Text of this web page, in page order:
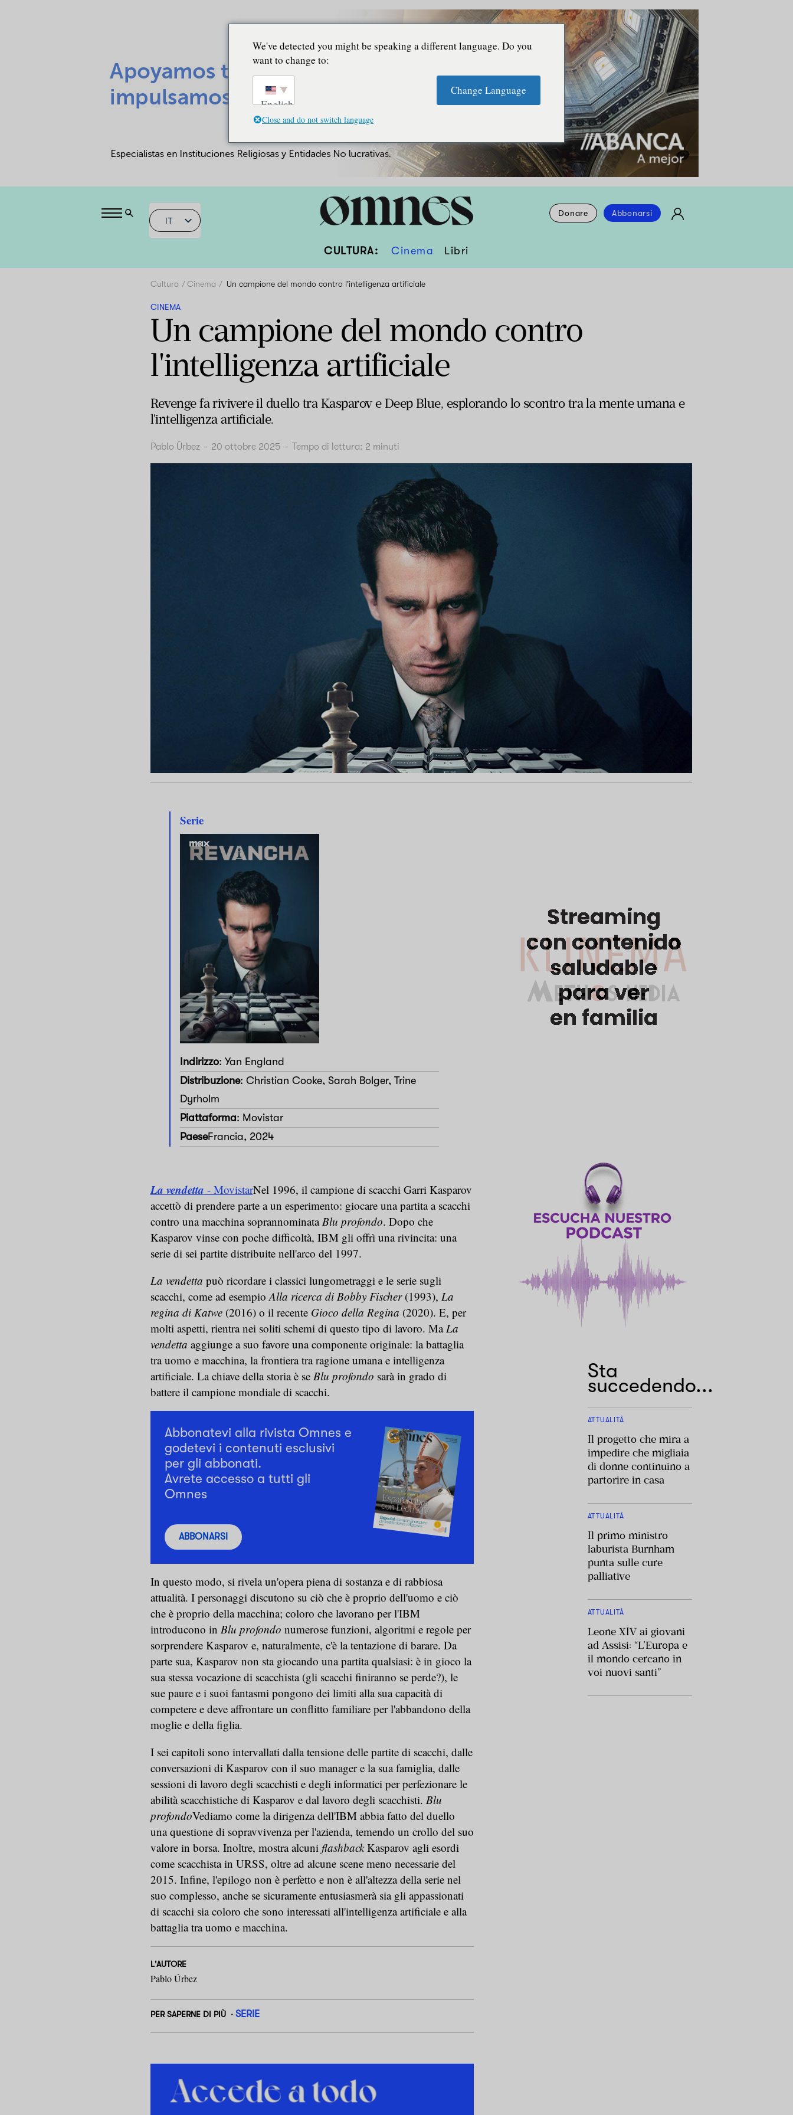
IT
Donare Abbonarsi
CULTURA: Cinema Libri
Cultura Cinema Un campione del mondo contro l'intelligenza artificiale
CINEMA
Un campione del mondo contro
l'intelligenza artificiale
Revenge fa rivivere il duello tra Kasparov e Deep Blue, esplorando lo scontro tra la mente umana e
l'intelligenza artificiale.
Pablo Úrbez - 20 ottobre 2025 - Tempo di lettura: 2 minuti
Serie
Indirizzo: Yan England
Distribuzione: Christian Cooke, Sarah Bolger, Trine
Dyrholm
Piattaforma: Movistar
PaeseFrancia, 2024
La vendetta - MovistarNel 1996, il campione di scacchi Garri Kasparov
accettò di prendere parte a un esperimento: giocare una partita a scacchi
contro una macchina soprannominata Blu profondo. Dopo che
Kasparov vinse con poche difficoltà, IBM gli offrì una rivincita: una
serie di sei partite distribuite nell'arco del 1997.
La vendetta può ricordare i classici lungometraggi e le serie sugli
scacchi, come ad esempio Alla ricerca di Bobby Fischer (1993), La
regina di Katwe(2016) o il recente Gioco della Regina (2020). E, per
molti aspetti, rientra nei soliti schemi di questo tipo di lavoro. Ma La
vendetta aggiunge a suo favore una componente originale: la battaglia
tra uomo e macchina, la frontiera tra ragione umana e intelligenza
artificiale. La chiave della storia è se Blu profondo sarà in grado di
battere il campione mondiale di scacchi.
Abbonatevi alla rivista Omnes e
godetevi i contenuti esclusivi
per gli abbonati.
Avrete accesso a tutti gli
Omnes
ABBONARSI
In questo modo, si rivela un'opera piena di sostanza e di rabbiosa
attualità. I personaggi discutono su ciò che è proprio dell'uomo e ciò
che è proprio della macchina; coloro che lavorano per l'IBM
introducono in Blu profondo numerose funzioni, algoritmi e regole per
sorprendere Kasparov e, naturalmente, c'è la tentazione di barare. Da
parte sua, Kasparov non sta giocando una partita qualsiasi: è in gioco la
sua stessa vocazione di scacchista (gli scacchi finiranno se perde?), le
sue paure e i suoi fantasmi pongono dei limiti alla sua capacità di
competere e deve affrontare un conflitto familiare per l'abbandono della
moglie e della figlia.
I sei capitoli sono intervallati dalla tensione delle partite di scacchi, dalle
conversazioni di Kasparov con il suo manager e la sua famiglia, dalle
sessioni di lavoro degli scacchisti e degli informatici per perfezionare le
abilità scacchistiche di Kasparov e dal lavoro degli scacchisti. Blu
profondoVediamo come la dirigenza dell'IBM abbia fatto del duello
una questione di sopravvivenza per l'azienda, temendo un crollo del suo
valore in borsa. Inoltre, mostra alcuni flashbackKasparov agli esordi
come scacchista in URSS, oltre ad alcune scene meno necessarie del
2015. Infine, l'epilogo non è perfetto e non è all'altezza della serie nel
suo complesso, anche se sicuramente entusiasmerà sia gli appassionati
di scacchi sia coloro che sono interessati all'intelligenza artificiale e alla
battaglia tra uomo e macchina.
L'AUTORE
Pablo Úrbez
PER SAPERNE DI PIÙ SERIE
Sta
succedendo...
ATTUALITÀ
Il progetto che mira a
impedire che migliaia
di donne continuino a
partorire in casa
ATTUALITÀ
Il primo ministro
laburista Burnham
punta sulle cure
palliative
ATTUALITÀ
Leone XIV ai giovani
ad Assisi: “L’Europa e
il mondo cercano in
voi nuovi santi”
We've detected you might be speaking a different language. Do you
want to change to:
English
Change Language
Close and do not switch language